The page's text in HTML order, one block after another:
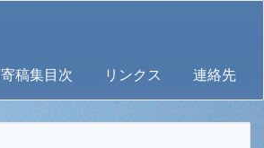
寄稿集目次 リンクス 連絡先